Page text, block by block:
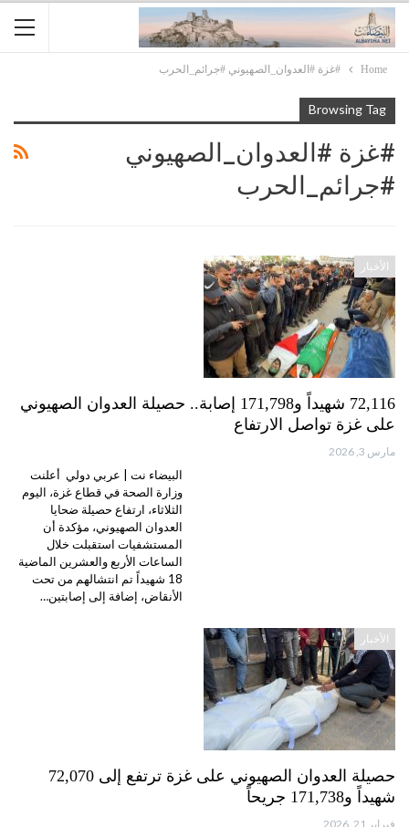
Home #غزة #العدوان_الصهيوني #جرائم_الحرب
Browsing Tag
#غزة #العدوان_الصهيوني
#جرائم_الحرب
الأخبار
72,116 شهيداً و171,798 إصابة.. حصيلة العدوان الصهيوني
على غزة تواصل الارتفاع
مارس 3, 2026
البيضاء نت | عربي دولي أعلنت
وزارة الصحة في قطاع غزة، اليوم
الثلاثاء، ارتفاع حصيلة ضحايا
العدوان الصهيوني، مؤكدة أن
المستشفيات استقبلت خلال
الساعات الأربع والعشرين الماضية
18 شهيداً تم انتشالهم من تحت
الأنقاض، إضافة إلى إصابتين…
الأخبار
حصيلة العدوان الصهيوني على غزة ترتفع إلى 72,070
شهيداً و171,738 جريحاً
فبراير 21, 2026